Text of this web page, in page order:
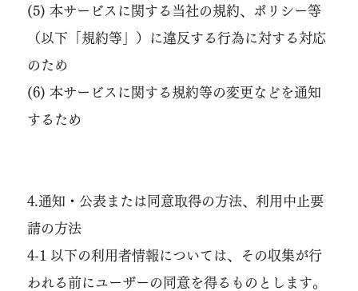
(5) 本サービスに関する当社の規約、ポリシー等
（以下「規約等」）に違反する行為に対する対応
のため
(6) 本サービスに関する規約等の変更などを通知
するため
4.通知・公表または同意取得の方法、利用中止要
請の方法
4-1 以下の利用者情報については、その収集が行
われる前にユーザーの同意を得るものとします。